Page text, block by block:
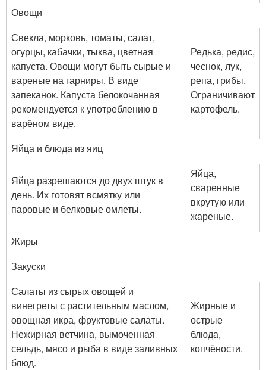
Овощи
Свекла, морковь, томаты, салат,
огурцы, кабачки, тыква, цветная
капуста. Овощи могут быть сырые и
вареные на гарниры. В виде
запеканок. Капуста белокочанная
рекомендуется к употреблению в
варёном виде.
Редька, редис,
чеснок, лук,
репа, грибы.
Ограничивают
картофель.
Яйца и блюда из яиц
Яйца разрешаются до двух штук в
день. Их готовят всмятку или
паровые и белковые омлеты.
Яйца,
сваренные
вкрутую или
жареные.
Жиры
Закуски
Салаты из сырых овощей и
винегреты с растительным маслом,
овощная икра, фруктовые салаты.
Нежирная ветчина, вымоченная
сельдь, мясо и рыба в виде заливных
блюд.
Жирные и
острые
блюда,
копчёности.